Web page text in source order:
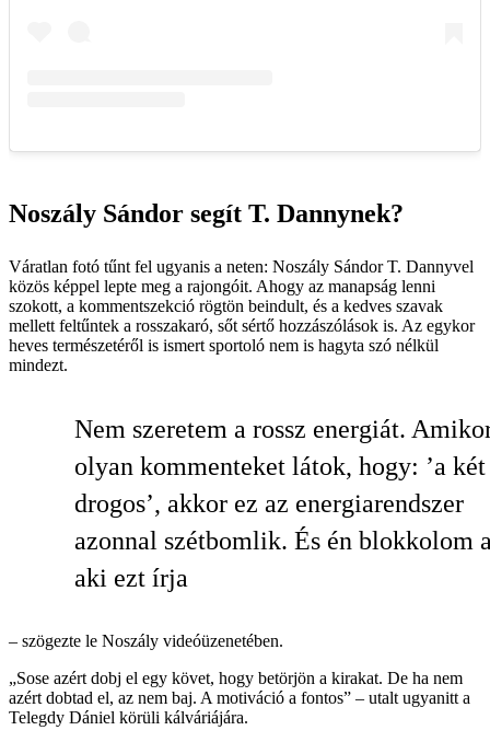
Noszály Sándor segít T. Dannynek?
Váratlan fotó tűnt fel ugyanis a neten: Noszály Sándor T. Dannyvel
közös képpel lepte meg a rajongóit. Ahogy az manapság lenni
szokott, a kommentszekció rögtön beindult, és a kedves szavak
mellett feltűntek a rosszakaró, sőt sértő hozzászólások is. Az egykor
heves természetéről is ismert sportoló nem is hagyta szó nélkül
mindezt.
Nem szeretem a rossz energiát.
olyan kommenteket látok, hogy: ’a két
drogos’, akkor ez az energiarendszer
azonnal szétbomlik. És én blokkolom
aki ezt írja
– szögezte le Noszály videóüzenetében.
„Sose azért dobj el egy követ, hogy betörjön a kirakat. De ha nem
azért dobtad el, az nem baj. A motiváció a fontos” – utalt ugyanitt a
Telegdy Dániel körüli kálváriájára.